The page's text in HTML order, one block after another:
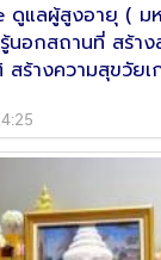
ดูแลผู้สูงอายุ ( ม
นอกสถานที่ สร้า
สร้างความสุขวัย